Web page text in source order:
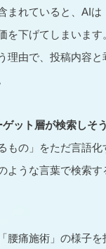
まれていると、AIは
を下げてしまいま
理由で、投稿内容
ゲット層が検索しそ
もの」をただ言語
ような言葉で検索
腰痛施術」の様子を